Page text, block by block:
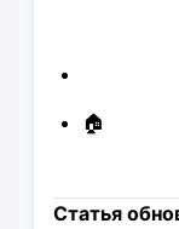
🏠
Статья